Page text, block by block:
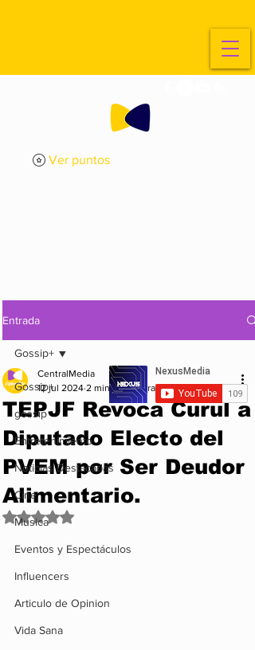
Ver puntos
Entrada
Gossip+
gossip
Entretenimiento
Noticias Destacadas
Cine
Musica
Eventos y Espectáculos
Influencers
Articulo de Opinion
Vida Sana
Gossip+
TEPJF Revoca Curul a
Diputado Electo del
PVEM por Ser Deudor
Alimentario.
CentralMedia
12 jul 2024 2 min de lectura
Obtuvo NaN de 5 estrellas.